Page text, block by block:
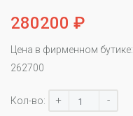
280200 ₽
Цена в фирменном бутике:
262700
Кол-во: + -